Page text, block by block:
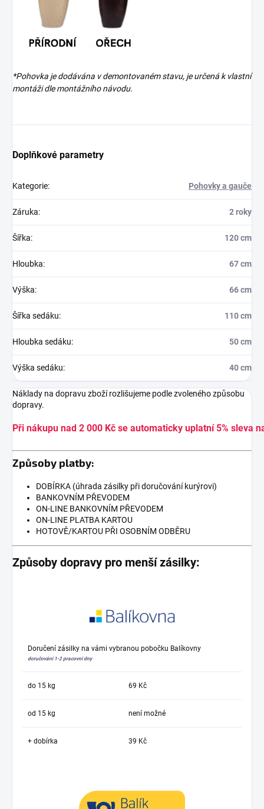
*Pohovka je dodávána v demontovaném stavu, je určená k vlastní
montáži dle montážního návodu.
Doplňkové parametry
Kategorie: Pohovky a gauče
Záruka: 2 roky
Šířka: 120 cm
Hloubka: 67 cm
Výška: 66 cm
Šířka sedáku: 110 cm
Hloubka sedáku: 50 cm
Výška sedáku: 40 cm
Náklady na dopravu zboží rozlišujeme podle zvoleného způsobu
dopravy.
Při nákupu nad 2 000 Kč se automaticky uplatní 5% sleva
Způsoby platby:
DOBÍRKA (úhrada zásilky při doručování kurýrovi)
BANKOVNÍM PŘEVODEM
ON-LINE BANKOVNÍM PŘEVODEM
ON-LINE PLATBA KARTOU
HOTOVĚ/KARTOU PŘI OSOBNÍM ODBĚRU
Způsoby dopravy pro menší zásilky:
Doručení zásilky na vámi vybranou pobočku Balíkovny
doručování 1-2 pracovní dny
do 15 kg 69 Kč
od 15 kg není možné
+ dobírka 39 Kč